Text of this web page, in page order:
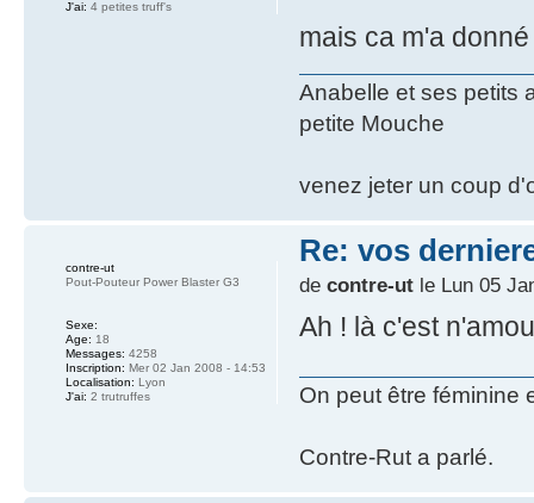
mais ca m'a
Anabelle et ses petits
petite Mouche
venez jeter un coup
J'ai: 4 petites truff's
Re: vos
de contre-utle Lun 05
Ah ! là c'est
On peut être féminine
Contre-Rut a parlé.
contre-ut
Pout-Pouteur Power Blaster G3
Sexe:
Age: 18
Messages: 4258
Inscription: Mer 02 Jan 2008 - 14:53
Localisation: Lyon
J'ai: 2 trutruffes